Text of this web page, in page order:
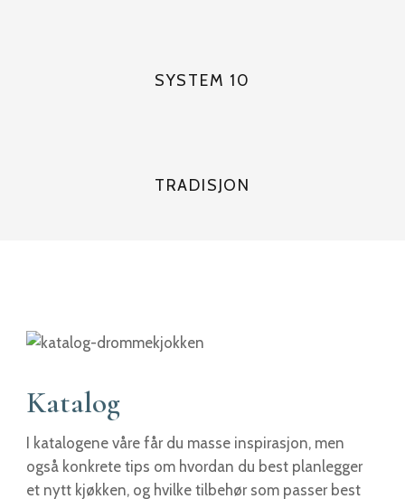
SYSTEM 10
TRADISJON
Katalog
I katalogene våre får du masse inspirasjon, men
også konkrete tips om hvordan du best planlegger
et nytt kjøkken, og hvilke tilbehør som passer best